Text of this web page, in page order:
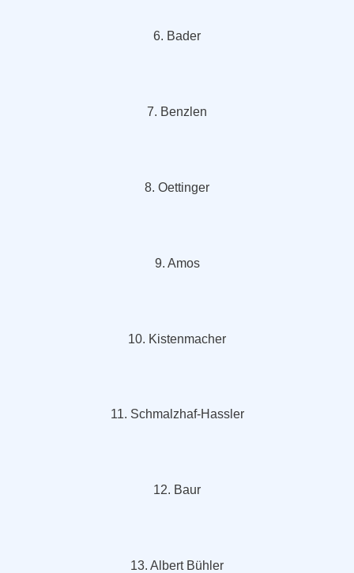
6. Bader
7. Benzlen
8. Oettinger
9. Amos
10. Kistenmacher
11. Schmalzhaf-Hassler
12. Baur
13. Albert Bühler